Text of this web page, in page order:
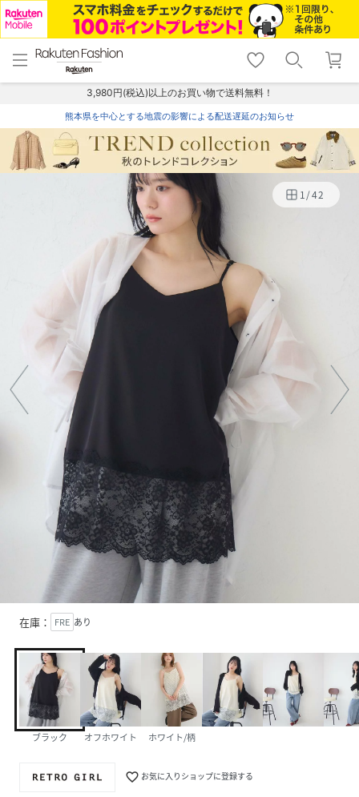
menu home
トップ
shopping_cart lock_outline
ログイン
3,980円(税込)以上のお買い物で送料無料！
熊本県を中心とする地震の影響による配送遅延のお知らせ
1/42
在庫： FRE あり
ブラック オフホワイト ホワイト/柄
favorite_border お気に入りショップに登録する